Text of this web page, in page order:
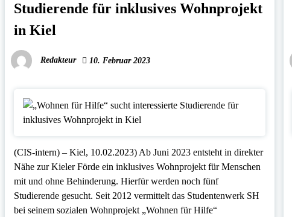
Studierende für inklusives Wohnprojekt
in Kiel
Redakteur 10. Februar 2023
(CIS-intern) – Kiel, 10.02.2023) Ab Juni 2023 entsteht in direkter
Nähe zur Kieler Förde ein inklusives Wohnprojekt für Menschen
mit und ohne Behinderung. Hierfür werden noch fünf
Studierende gesucht. Seit 2012 vermittelt das Studentenwerk SH
bei seinem sozialen Wohnprojekt „Wohnen für Hilfe“